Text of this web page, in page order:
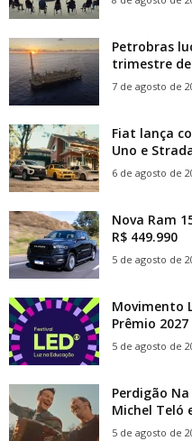
Petrobras
trimestre de
7 de agosto de
Fiat lança
Uno e
6 de agosto de
Nova Ram
R$ 449.990
5 de agosto de
Movimento
Prêmio 2027
5 de agosto de
Perdigão
Michel Teló
5 de agosto de